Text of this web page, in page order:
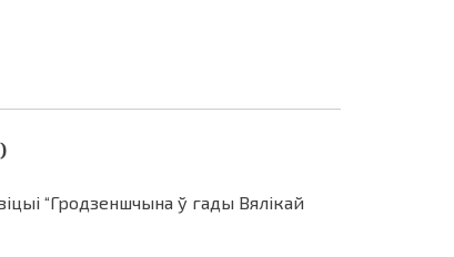
“Гродзеншчына ў гады Вялікай